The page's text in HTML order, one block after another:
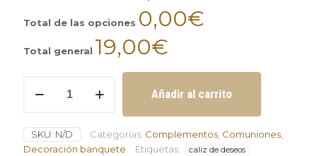
Total de las opciones 0,00€
Total general 19,00€
Añadir al carrito
SKU: N/D Categorías: Complementos, Comuniones,
Decoración banquete
Etiquetas:
caliz de deseos